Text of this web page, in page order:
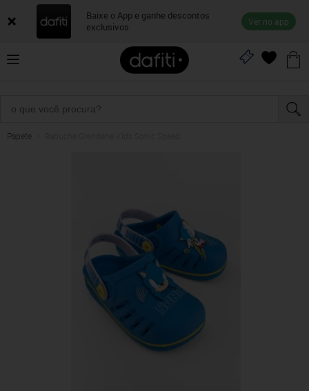
Baixe o App e ganhe descontos
exclusivos
Ver no app
Papete